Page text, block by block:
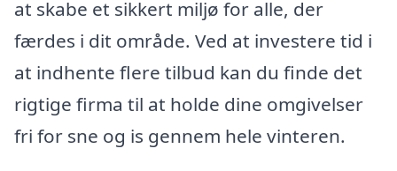
at skabe et sikkert miljø for alle, der
færdes i dit område. Ved at investere tid i
at indhente flere tilbud kan du finde det
rigtige firma til at holde dine omgivelser
fri for sne og is gennem hele vinteren.